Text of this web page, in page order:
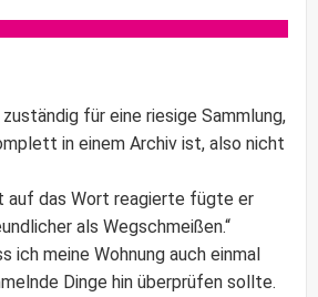
für eine riesige Sammlung,
in einem Archiv ist, also nicht
auf das Wort reagierte fügte er
als Wegschmeißen.“
ich meine Wohnung auch einmal
Dinge hin überprüfen sollte.